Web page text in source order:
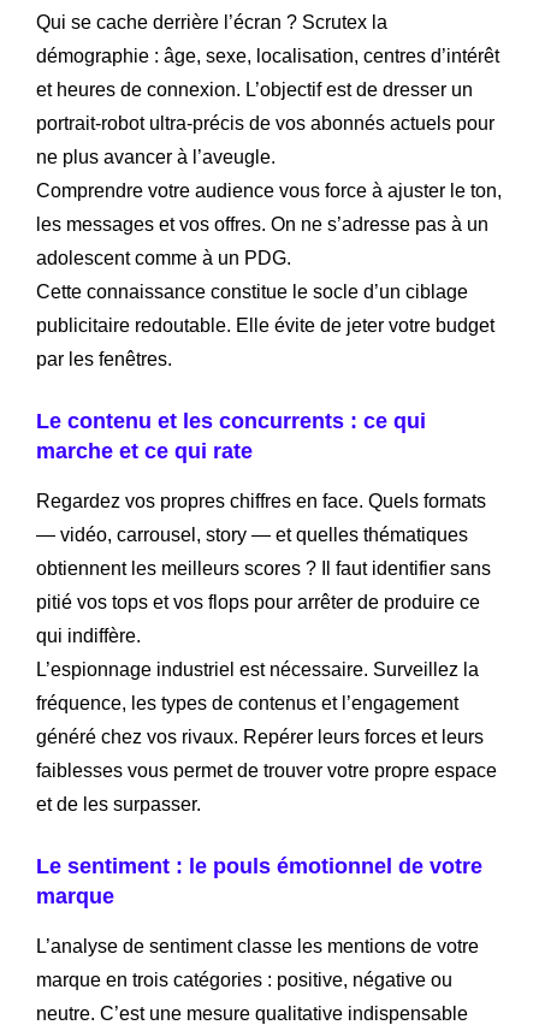
Qui se cache derrière l’écran ? Scrutex la
démographie : âge, sexe, localisation, centres d’intérêt
et heures de connexion. L’objectif est de dresser un
portrait-robot ultra-précis de vos abonnés actuels pour
ne plus avancer à l’aveugle.
Comprendre votre audience vous force à ajuster le ton,
les messages et vos offres. On ne s’adresse pas à un
adolescent comme à un PDG.
Cette connaissance constitue le socle d’un ciblage
publicitaire redoutable. Elle évite de jeter votre budget
par les fenêtres.
Le contenu et les concurrents : ce qui
marche et ce qui rate
Regardez vos propres chiffres en face. Quels formats
— vidéo, carrousel, story — et quelles thématiques
obtiennent les meilleurs scores ? Il faut identifier sans
pitié vos tops et vos flops pour arrêter de produire ce
qui indiffère.
L’espionnage industriel est nécessaire. Surveillez la
fréquence, les types de contenus et l’engagement
généré chez vos rivaux. Repérer leurs forces et leurs
faiblesses vous permet de trouver votre propre espace
et de les surpasser.
Le sentiment : le pouls émotionnel de votre
marque
L’analyse de sentiment classe les mentions de votre
marque en trois catégories : positive, négative ou
neutre. C’est une mesure qualitative indispensable